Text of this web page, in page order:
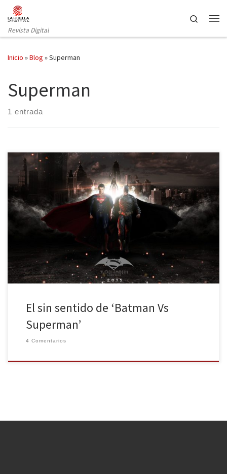
Saltar al contenido
Revista Digital
Search
Inicio »Blog »Superman
Superman
1 entrada
Una sorpresa fue el anuncio que convertía la segunda parte de la
nueva versión de Superman, El hombre de acero, dirigida por
Zack Snyder, en el enfrentamiento entre los dos superhéroes más
famosos de DC. El universo cinematográfico de Marvel estaba
creciendo magistralmente y su competidora Warner había dado
El sin sentido de ‘Batman Vs
Superman’
4 Comentarios